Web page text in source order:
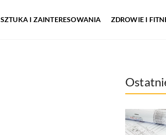
SZTUKA I ZAINTERESOWANIA ZDROWIE I